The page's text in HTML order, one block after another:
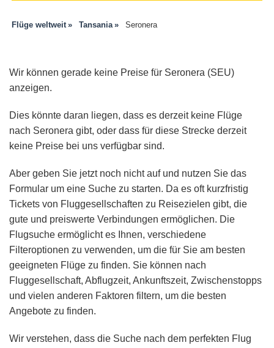
Flüge weltweit Tansania Seronera
Wir können gerade keine Preise für Seronera (SEU)
anzeigen.
Dies könnte daran liegen, dass es derzeit keine Flüge
nach Seronera gibt, oder dass für diese Strecke derzeit
keine Preise bei uns verfügbar sind.
Aber geben Sie jetzt noch nicht auf und nutzen Sie das
Formular um eine Suche zu starten. Da es oft kurzfristig
Tickets von Fluggesellschaften zu Reisezielen gibt, die
gute und preiswerte Verbindungen ermöglichen. Die
Flugsuche ermöglicht es Ihnen, verschiedene
Filteroptionen zu verwenden, um die für Sie am besten
geeigneten Flüge zu finden. Sie können nach
Fluggesellschaft, Abflugzeit, Ankunftszeit, Zwischenstopps
und vielen anderen Faktoren filtern, um die besten
Angebote zu finden.
Wir verstehen, dass die Suche nach dem perfekten Flug